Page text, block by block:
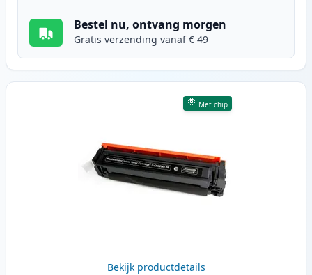
Bestel nu, ontvang morgen
Gratis verzending vanaf € 49
Met chip
Bekijk productdetails